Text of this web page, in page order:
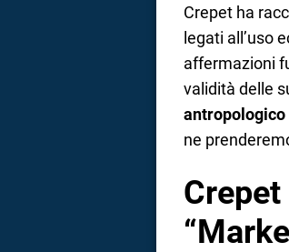
Crepet ha
legati all’uso
affermazioni
validità delle
antropologico
ne